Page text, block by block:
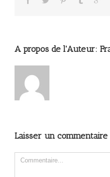
A propos de l'Auteur:
Laisser un commentaire